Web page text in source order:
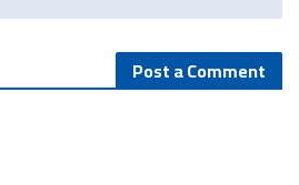
Post a Comment